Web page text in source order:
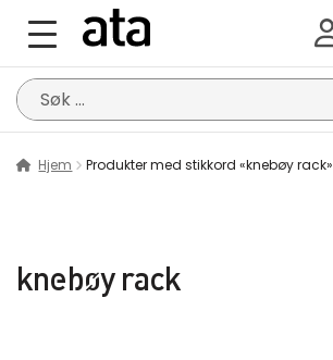
Søk
etter:
Hjem Produkter med stikkord «knebøy rack»
knebøy rack